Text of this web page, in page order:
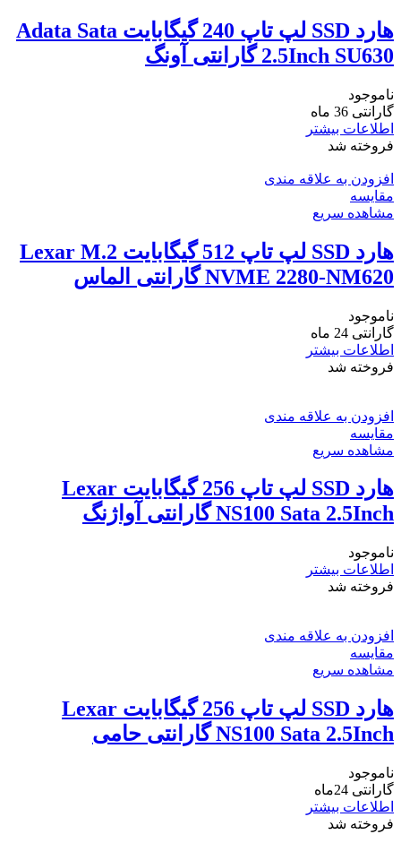
هارد SSD لپ تاپ 240 گیگابایت Adata Sata
2.5Inch SU630 گارانتی آونگ
ناموجود
گارانتی 36 ماه
اطلاعات بیشتر
فروخته شد
افزودن به علاقه مندی
مقایسه
مشاهده سریع
هارد SSD لپ تاپ 512 گیگابایت Lexar M.2
NVME 2280-NM620 گارانتی الماس
ناموجود
گارانتی 24 ماه
اطلاعات بیشتر
فروخته شد
افزودن به علاقه مندی
مقایسه
مشاهده سریع
هارد SSD لپ تاپ 256 گیگابایت Lexar
NS100 Sata 2.5Inch گارانتی آواژنگ
ناموجود
اطلاعات بیشتر
فروخته شد
افزودن به علاقه مندی
مقایسه
مشاهده سریع
هارد SSD لپ تاپ 256 گیگابایت Lexar
NS100 Sata 2.5Inch گارانتی حامی
ناموجود
گارانتی 24ماه
اطلاعات بیشتر
فروخته شد